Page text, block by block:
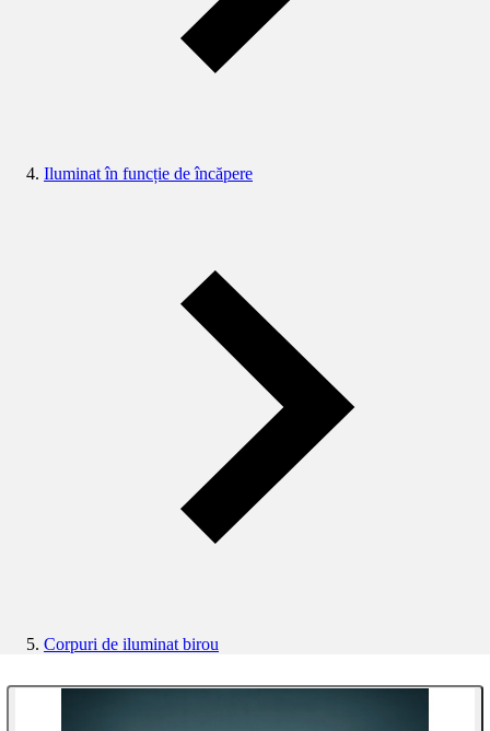
Iluminat în funcție de încăpere
Corpuri de iluminat birou